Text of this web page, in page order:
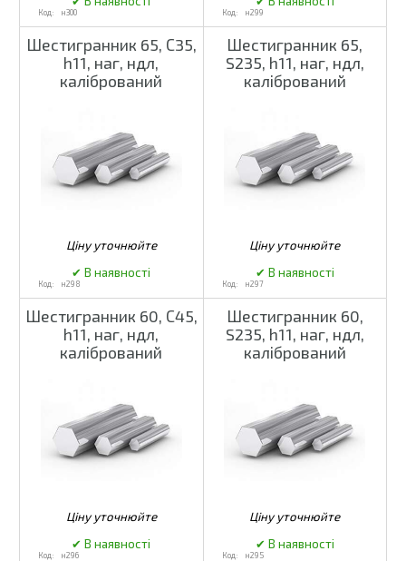
н300 н299
Шестигранник 65, С35,
h11, наг, ндл,
калібрований
н298
Шестигранник 65,
S235, h11, наг, ндл,
калібрований
н297
Шестигранник 60, С45,
h11, наг, ндл,
калібрований
н296
Шестигранник 60,
S235, h11, наг, ндл,
калібрований
н295